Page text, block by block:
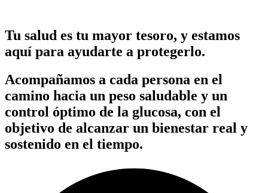
Tu salud es tu mayor tesoro, y estamos
aquí para ayudarte a protegerlo.
Acompañamos a cada persona en el
camino hacia un peso saludable y un
control óptimo de la glucosa, con el
objetivo de alcanzar un bienestar real y
sostenido en el tiempo.